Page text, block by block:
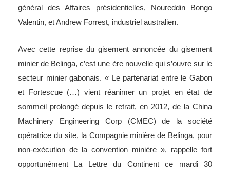
général des Affaires présidentielles, Noureddin Bongo
Valentin, et Andrew Forrest, industriel australien.
Avec cette reprise du gisement annoncée du gisement
minier de Belinga, c’est une ère nouvelle qui s’ouvre sur le
secteur minier gabonais. « Le partenariat entre le Gabon
et Fortescue (…) vient réanimer un projet en état de
sommeil prolongé depuis le retrait, en 2012, de la China
Machinery Engineering Corp (CMEC) de la société
opératrice du site, la Compagnie minière de Belinga, pour
non-exécution de la convention minière », rappelle fort
opportunément La Lettre du Continent ce mardi 30